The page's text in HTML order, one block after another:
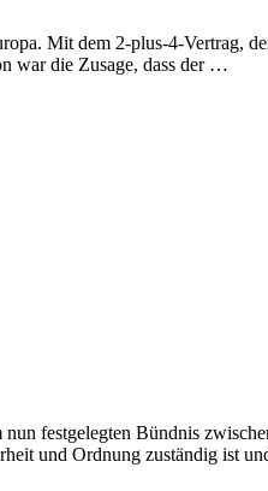
Mit dem 2-plus-4-Vertrag,
war die Zusage, dass der …
festgelegten Bündnis
und Ordnung zuständig ist